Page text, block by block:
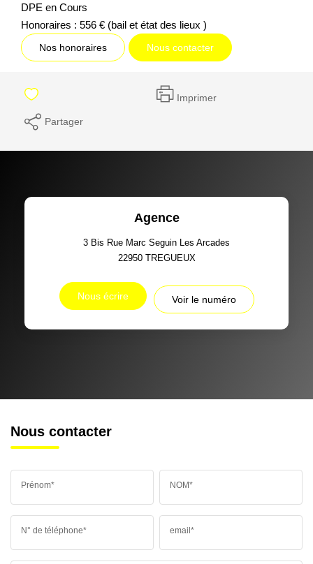
DPE en Cours
Honoraires : 556 € (bail et état des lieux )
Nos honoraires Nous contacter
Imprimer
Partager
Agence
3 Bis Rue Marc Seguin Les Arcades
22950 TREGUEUX
Nous écrire Voir le numéro
Nous contacter
Prénom* NOM*
N° de téléphone* email*